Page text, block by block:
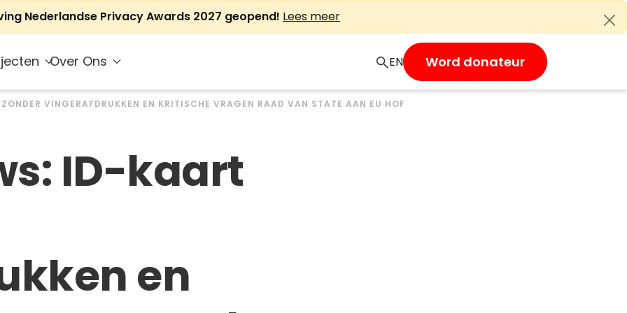
Nederlandse Privacy Awards 2027 geopend! Lees meer
Over Ons EN Word donateur
VINGERAFDRUKKEN EN KRITISCHE VRAGEN RAAD VAN STATE AAN EU HOF
ID-kaart
en